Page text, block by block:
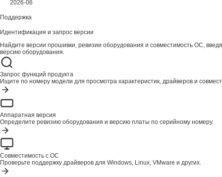
2026-06
Поддержка
Идентификация и запрос версии
Найдите версии прошивки, ревизии оборудования и совместимость ОС,
версию оборудования.
Запрос функций продукта
Ищите по номеру модели для просмотра характеристик, драйверов и
Аппаратная версия
Определите ревизию оборудования и версию платы по серийному номеру.
Совместимость с ОС
Проверьте поддержку драйверов для Windows, Linux, VMware и других.